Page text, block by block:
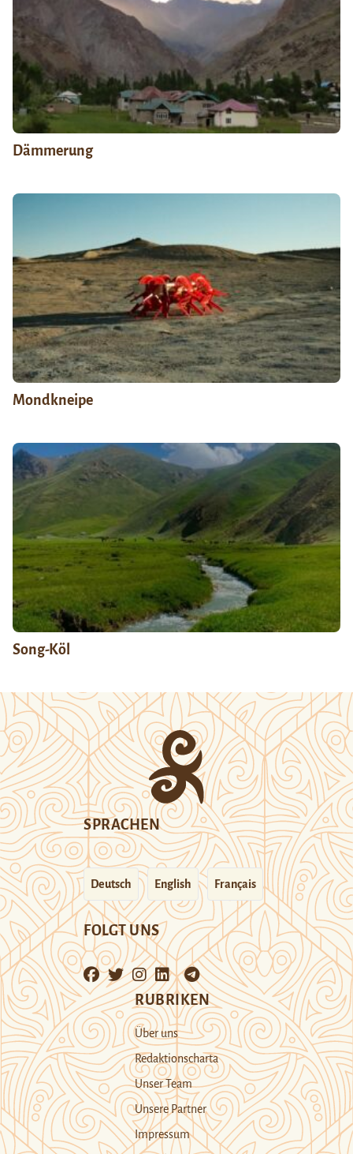
Dämmerung
Mondkneipe
Song-Köl
SPRACHEN
Deutsch English Français
FOLGT UNS
RUBRIKEN
Über uns
Redaktionscharta
Unser Team
Unsere Partner
Impressum